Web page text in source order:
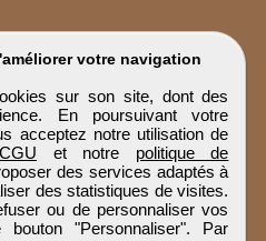
votre navigation
sur son site, dont des
En poursuivant votre
acceptez notre utilisation de
et notre politique de
des services adaptés à
des statistiques de visites.
ou de personnaliser vos
"Personnaliser". Par